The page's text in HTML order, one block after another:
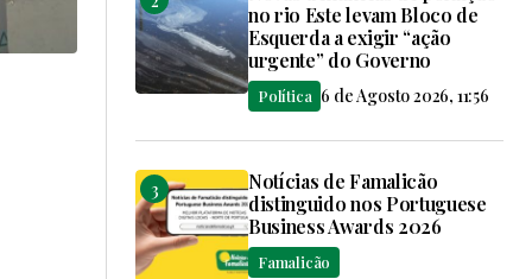
no rio Este levam Bloco de
Esquerda a exigir “ação
urgente” do Governo
Política 6 de Agosto 2026, 11:56
Notícias de Famalicão
distinguido nos Portuguese
Business Awards 2026
Famalicão